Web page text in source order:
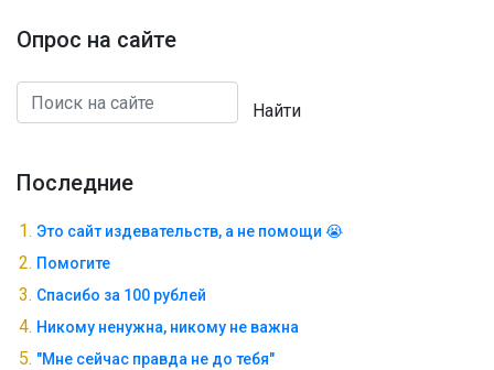
Опрос на сайте
Найти
Последние
Это сайт издевательств, а не помощи 😭
Помогите
Спасибо за 100 рублей
Никому ненужна, никому не важна
"Мне сейчас правда не до тебя"